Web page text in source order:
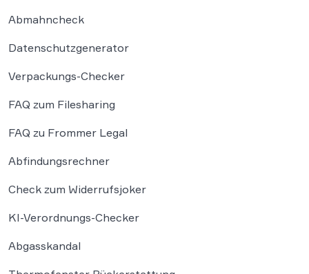
Abmahncheck
Datenschutzgenerator
Verpackungs-Checker
FAQ zum Filesharing
FAQ zu Frommer Legal
Abfindungsrechner
Check zum Widerrufsjoker
KI-Verordnungs-Checker
Abgasskandal